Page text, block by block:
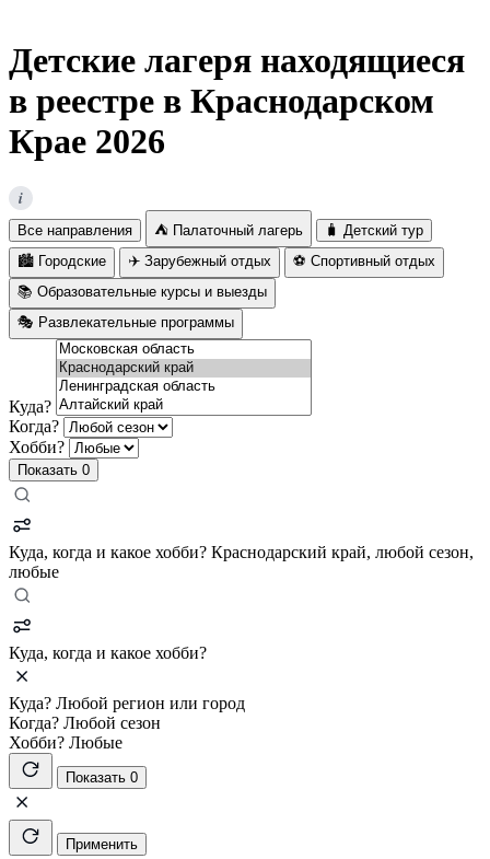
Детские лагеря находящиеся
в реестре в Краснодарском
Крае 2026
i
Все направления ⛺ Палаточный лагерь
🧳 Детский тур
🏙️ Городские
✈️ Зарубежный отдых
⚽ Спортивный отдых
📚 Образовательные курсы и выезды
🎭 Развлекательные программы
Куда?
Когда?
Хобби?
Показать 0
Куда, когда и какое хобби? Краснодарский край, любой сезон,
любые
Куда, когда и какое хобби?
Куда? Любой регион или город
Когда? Любой сезон
Хобби? Любые
Показать 0
Применить